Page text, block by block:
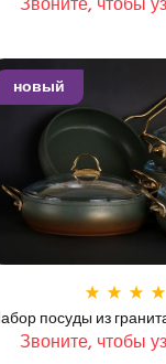
новый
посуды из
Звоните, чтобы